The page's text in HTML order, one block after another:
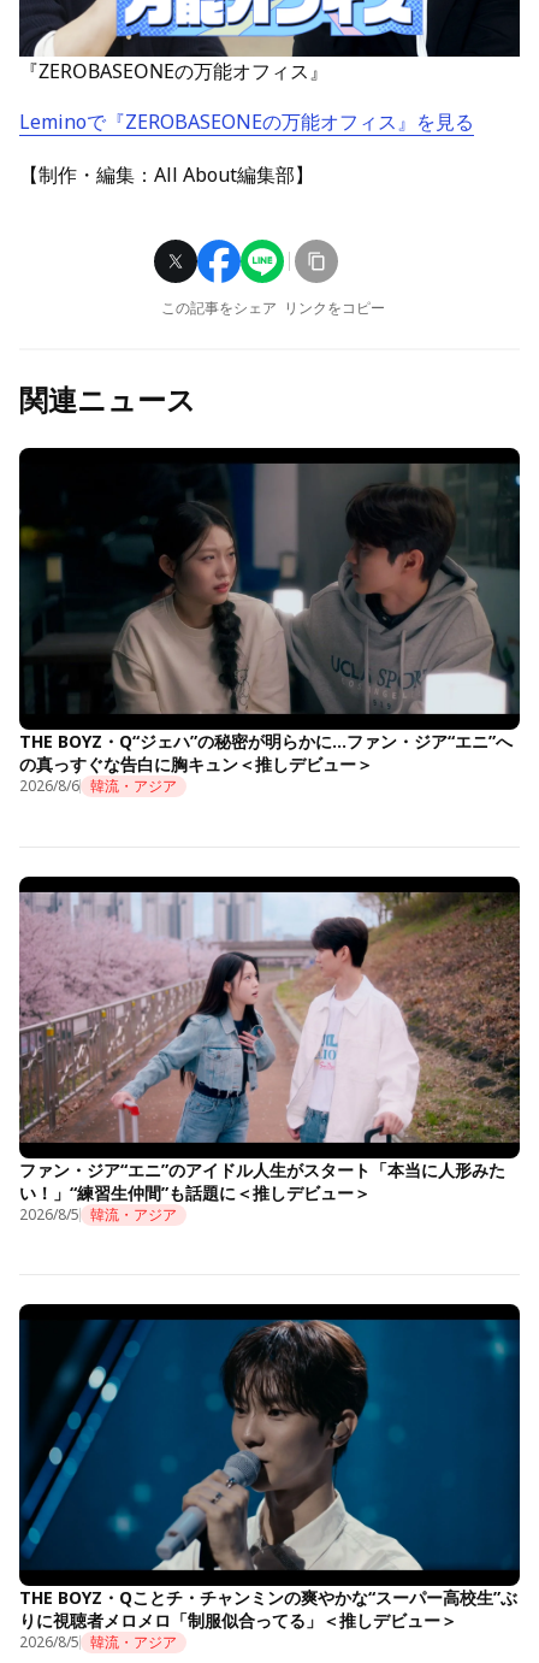
『ZEROBASEONEの万能オフィス』
Leminoで『ZEROBASEONEの万能オフィス』を見る
【制作・編集：All About編集部】
この記事をシェア リンクをコピー
関連ニュース
THE BOYZ・Q“ジェハ”の秘密が明らかに…ファン・ジア“エニ”へ
の真っすぐな告白に胸キュン＜推しデビュー＞
2026/8/6 韓流・アジア
ファン・ジア“エニ”のアイドル人生がスタート「本当に人形みた
い！」“練習生仲間”も話題に＜推しデビュー＞
2026/8/5 韓流・アジア
THE BOYZ・Qことチ・チャンミンの爽やかな“スーパー高校生”ぶ
りに視聴者メロメロ「制服似合ってる」＜推しデビュー＞
2026/8/5 韓流・アジア